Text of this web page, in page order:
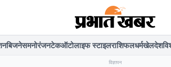
बिजनेसमनोरंजनटेकऑटोलाइफ स्टाइलराशिफलधर्मखेलदेश
विज्ञापन